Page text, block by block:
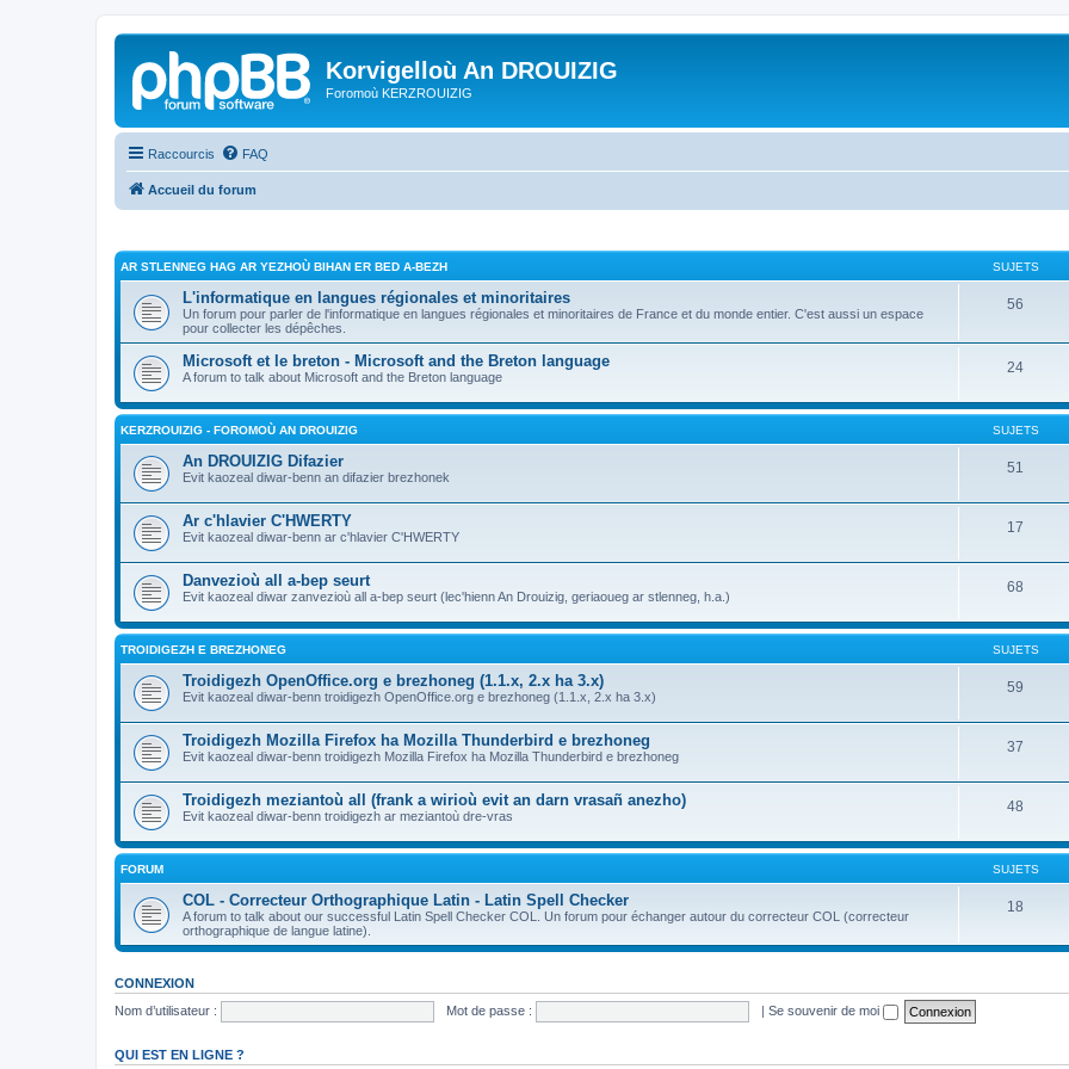
Korvigelloù An DROUIZIG
Foromoù KERZROUIZIG
Raccourcis FAQ
Accueil du forum
AR STLENNEG HAG AR YEZHOÙ BIHAN ER BED A-BEZH SUJETS
L'informatique en langues régionales et minoritaires
Un forum pour parler de l'informatique en langues régionales et minoritaires de France et du monde entier. C'est aussi un espace
pour collecter les dépêches.
56
Microsoft et le breton - Microsoft and the Breton language
A forum to talk about Microsoft and the Breton language
24
KERZROUIZIG - FOROMOÙ AN DROUIZIG SUJETS
An DROUIZIG Difazier
Evit kaozeal diwar-benn an difazier brezhonek
51
Ar c'hlavier C'HWERTY
Evit kaozeal diwar-benn ar c'hlavier C'HWERTY
17
Danvezioù all a-bep seurt
Evit kaozeal diwar zanvezioù all a-bep seurt (lec'hienn An Drouizig, geriaoueg ar stlenneg, h.a.)
68
TROIDIGEZH E BREZHONEG SUJETS
Troidigezh OpenOffice.org e brezhoneg (1.1.x, 2.x ha 3.x)
Evit kaozeal diwar-benn troidigezh OpenOffice.org e brezhoneg (1.1.x, 2.x ha 3.x)
59
Troidigezh Mozilla Firefox ha Mozilla Thunderbird e brezhoneg
Evit kaozeal diwar-benn troidigezh Mozilla Firefox ha Mozilla Thunderbird e brezhoneg
37
Troidigezh meziantoù all (frank a wirioù evit an darn vrasañ anezho)
Evit kaozeal diwar-benn troidigezh ar meziantoù dre-vras
48
FORUM SUJETS
COL - Correcteur Orthographique Latin - Latin Spell Checker
A forum to talk about our successful Latin Spell Checker COL. Un forum pour échanger autour du correcteur COL (correcteur
orthographique de langue latine).
18
CONNEXION
Nom d’utilisateur :
Mot de passe : | Se souvenir de moi
QUI EST EN LIGNE ?